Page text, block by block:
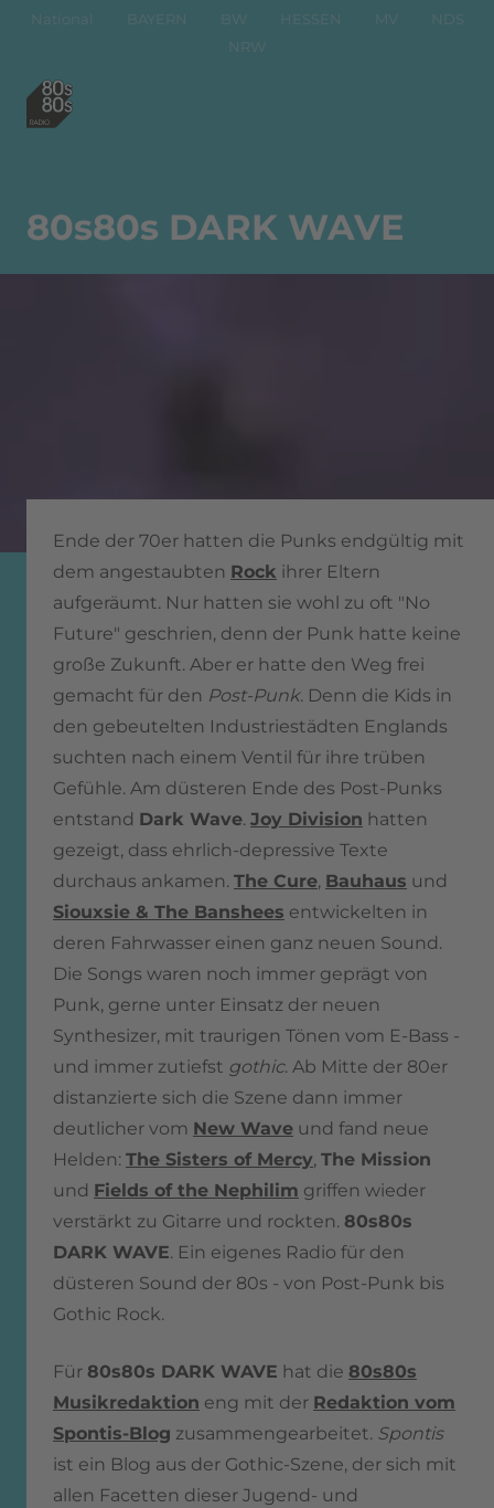
National BAYERN BW HESSEN MV
NDS
NRW
80s80s DARK WAVE
Ende der 70er hatten die Punks endgültig mit
dem angestaubten Rock ihrer Eltern
aufgeräumt. Nur hatten sie wohl zu oft "No
Future" geschrien, denn der Punk hatte keine
große Zukunft. Aber er hatte den Weg frei
gemacht für den Post-Punk. Denn die Kids in
den gebeutelten Industriestädten Englands
suchten nach einem Ventil für ihre trüben
Gefühle. Am düsteren Ende des Post-Punks
entstand Dark Wave. Joy Division hatten
gezeigt, dass ehrlich-depressive Texte
durchaus ankamen. The Cure, Bauhaus und
Siouxsie & The Banshees entwickelten in
deren Fahrwasser einen ganz neuen Sound.
Die Songs waren noch immer geprägt von
Punk, gerne unter Einsatz der neuen
Synthesizer, mit traurigen Tönen vom E-Bass -
und immer zutiefst gothic. Ab Mitte der 80er
distanzierte sich die Szene dann immer
deutlicher vom New Wave und fand neue
Helden: The Sisters of Mercy, The Mission
und Fields of the Nephilim griffen wieder
verstärkt zu Gitarre und rockten. 80s80s
DARK WAVE. Ein eigenes Radio für den
düsteren Sound der 80s - von Post-Punk bis
Gothic Rock.
Für 80s80s DARK WAVE hat die 80s80s
Musikredaktion eng mit der Redaktion vom
Spontis-Blog zusammengearbeitet. Spontis
ist ein Blog aus der Gothic-Szene, der sich mit
allen Facetten dieser Jugend- und